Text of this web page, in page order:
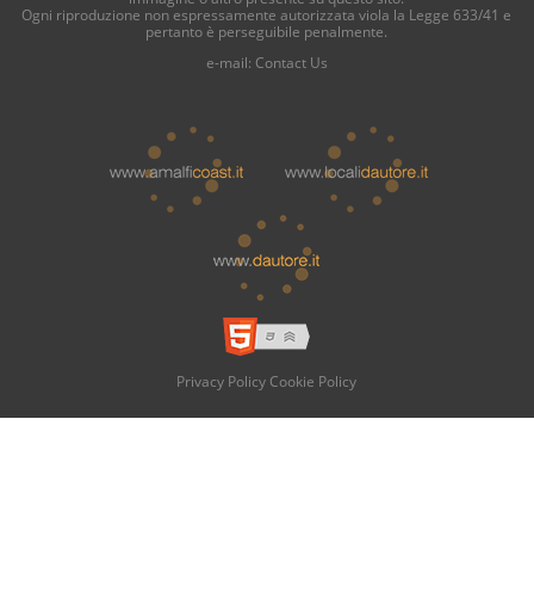
Ogni riproduzione non espressamente autorizzata viola la Legge 633/41 e
pertanto è perseguibile penalmente.
e-mail: Contact Us
Privacy Policy Cookie Policy